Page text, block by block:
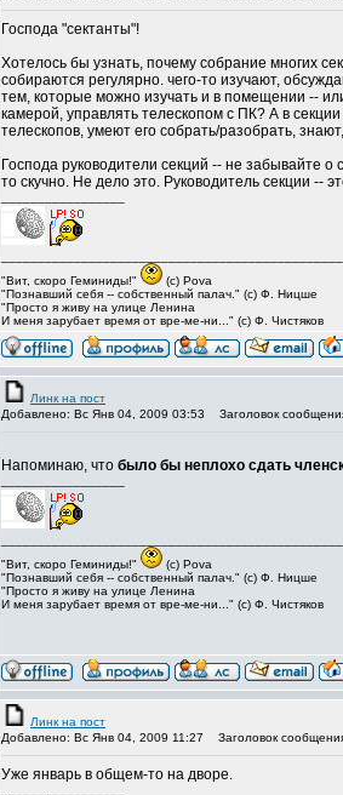
Господа "сектанты"!
Хотелось бы узнать, почему собрание многих
собираются регулярно. чего-то изучают,
тем, которые можно изучать и в помещении --
камерой, управлять телескопом с ПК? А в
телескопов, умеют его собрать/разобрать,
Господа руководители секций -- не забывайте
то скучно. Не дело это. Руководитель секции --
"Вит, cкоро Геминиды!"
(с) Pova
"Познавший себя -- собственный палач." (с) Ф. Ницше
"Просто я живу на улице Ленина
И меня зарубает время от вре-ме-ни..." (с) Ф. Чистяков
Линк на пост
Добавлено: Вс Янв 04, 2009 03:53
Заголовок
Напоминаю, что было бы неплохо сдать
"Вит, cкоро Геминиды!"
(с) Pova
"Познавший себя -- собственный палач." (с) Ф. Ницше
"Просто я живу на улице Ленина
И меня зарубает время от вре-ме-ни..." (с) Ф. Чистяков
Линк на пост
Добавлено: Вс Янв 04, 2009 11:27
Заголовок
Уже январь в общем-то на дворе.